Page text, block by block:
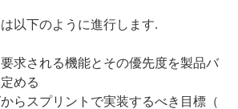
以下のように進行します.
求される機能とその優先度を製品バ
める
らスプリントで実装するべき目標（